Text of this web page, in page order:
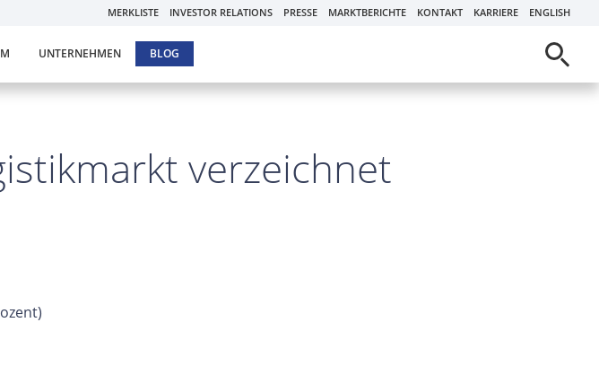
MERKLISTE INVESTOR RELATIONS PRESSE MARKTBERICHTE KONTAKT KARRIERE ENGLISH
UNTERNEHMEN BLOG
verzeichnet